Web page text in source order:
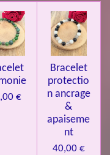
€
Bracelet
protectio
n ancrage
&
apaiseme
nt
40,00 €